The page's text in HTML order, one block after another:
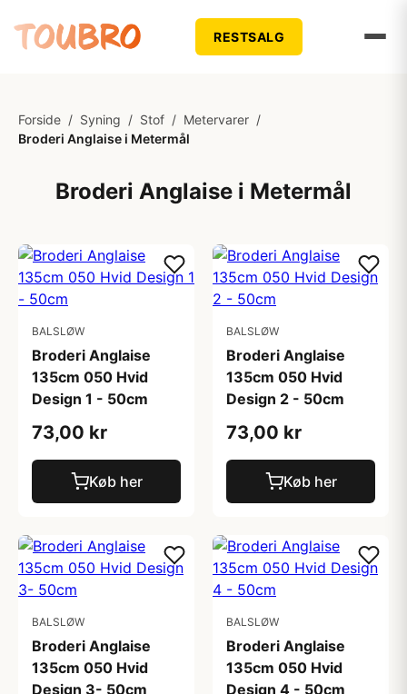
RESTSALG
Forside / Syning / Stof / Metervarer /
Broderi Anglaise i Metermål
Broderi Anglaise i Metermål
BALSLØW
Broderi Anglaise
135cm 050 Hvid
Design 1 - 50cm
73,00 kr
Køb her
BALSLØW
Broderi Anglaise
135cm 050 Hvid
Design 2 - 50cm
73,00 kr
Køb her
BALSLØW
Broderi Anglaise
135cm 050 Hvid
Design 3- 50cm
BALSLØW
Broderi Anglaise
135cm 050 Hvid
Design 4 - 50cm